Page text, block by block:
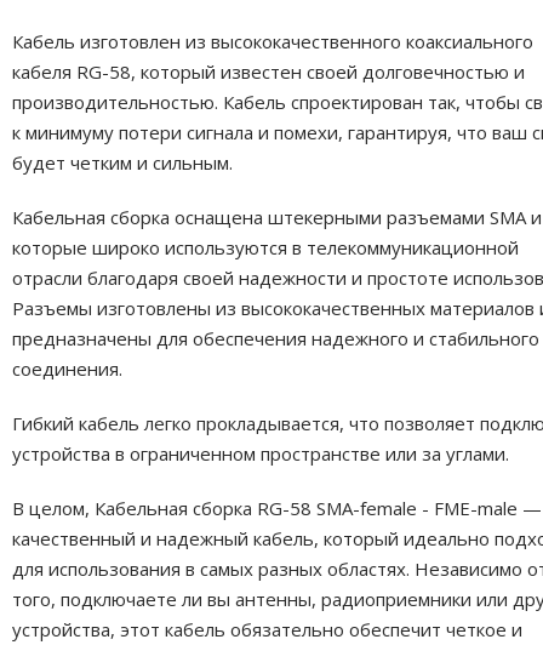
Кабель изготовлен из высококачественного коаксиального
кабеля RG-58, который известен своей долговечностью и
производительностью. Кабель спроектирован так, чтобы
к минимуму потери сигнала и помехи, гарантируя, что ваш
будет четким и сильным.
Кабельная сборка оснащена штекерными разъемами SMA и
которые широко используются в телекоммуникационной
отрасли благодаря своей надежности и простоте
Разъемы изготовлены из высококачественных материалов
предназначены для обеспечения надежного и стабильного
соединения.
Гибкий кабель легко прокладывается, что позволяет
устройства в ограниченном пространстве или за углами.
В целом, Кабельная сборка RG-58 SMA-female - FME-male
качественный и надежный кабель, который идеально
для использования в самых разных областях. Независимо
того, подключаете ли вы антенны, радиоприемники или
устройства, этот кабель обязательно обеспечит четкое и